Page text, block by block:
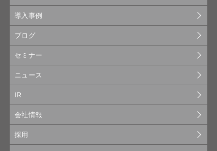
導入事例
ブログ
セミナー
ニュース
IR
会社情報
採用